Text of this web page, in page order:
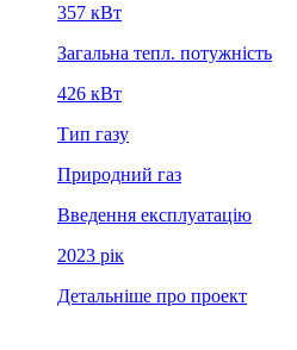
357 кВт
Загальна тепл. потужність
426 кВт
Тип газу
Природний газ
Введення експлуатацію
2023 рiк
Детальніше про проект